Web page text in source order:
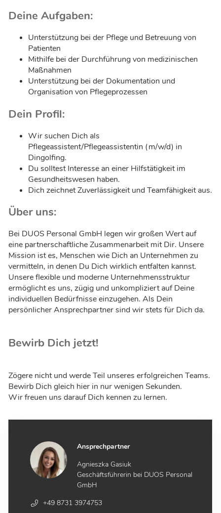
Ansprechpartner
Agnieszka Gasiuk
Geschäftsführerin bei DUOS Personal
GmbH
+49 8731 3974753
Deine Aufgaben:
Unterstützung bei der Pflege und Betreuung von
Patienten
Mithilfe bei der Durchführung von medizinischen
Maßnahmen
Unterstützung bei der Dokumentation und
Organisation von Pflegeprozessen
Dein Profil:
Wir suchen Dich als
Pflegeassistent/Pflegeassistentin (m/w/d) in
Dingolfing.
Du solltest Interesse an einer Hilfstätigkeit im
Gesundheitswesen haben.
Dich zeichnet Zuverlässigkeit und Teamfähigkeit aus.
Über uns:
Bei DUOS Personal GmbH legen wir großen Wert auf
eine partnerschaftliche Zusammenarbeit mit Dir. Unsere
Mission ist es, Menschen wie Dich an Unternehmen zu
vermitteln, in denen Du Dich wirklich entfalten kannst.
Unsere flexible und moderne Unternehmensstruktur
ermöglicht es uns, zügig und unkompliziert auf Deine
individuellen Bedürfnisse einzugehen. Als Dein
persönlicher Ansprechpartner sind wir stets für Dich da.
Bewirb Dich jetzt!
Zögere nicht und werde Teil unseres erfolgreichen Teams.
Bewirb Dich gleich hier in nur wenigen Sekunden.
Wir freuen uns darauf Dich kennen zu lernen.